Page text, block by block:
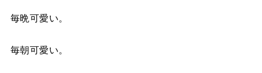
毎晩可愛い。
毎朝可愛い。